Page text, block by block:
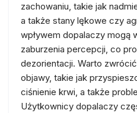
zachowaniu, takie jak
a także stany lękowe czy
wpływem dopalaczy mogą
zaburzenia percepcji, co
dezorientacji. Warto
objawy, takie jak
ciśnienie krwi, a także
Użytkownicy dopalaczy